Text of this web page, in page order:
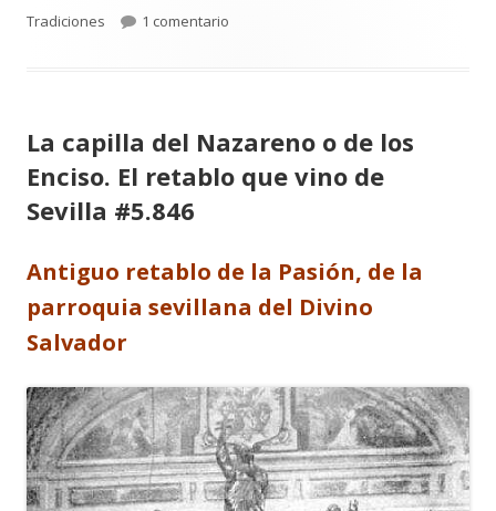
Tradiciones
1 comentario
La capilla del Nazareno o de los
Enciso. El retablo que vino de
Sevilla #5.846
Antiguo retablo de la Pasión, de la
parroquia sevillana del Divino
Salvador